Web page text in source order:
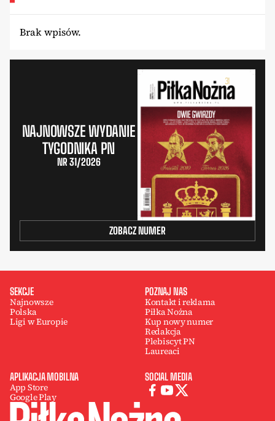
Brak wpisów.
NAJNOWSZE WYDANIE
TYGODNIKA PN
NR 31/2026
ZOBACZ NUMER
SEKCJE
Najnowsze
Polska
Ligi w Europie
POZNAJ NAS
Kontakt i reklama
Piłka Nożna
Kup nowy numer
Redakcja
Plebiscyt PN
Laureaci
APLIKACJA MOBILNA
App Store
Google Play
SOCIAL MEDIA